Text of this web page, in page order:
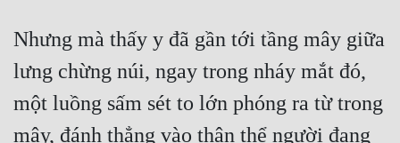
Nhưng mà thấy y đã gần tới tầng mây giữa
lưng chừng núi, ngay trong nháy mắt đó,
một luồng sấm sét to lớn phóng ra từ trong
mây, đánh thẳng vào thân thể người đang